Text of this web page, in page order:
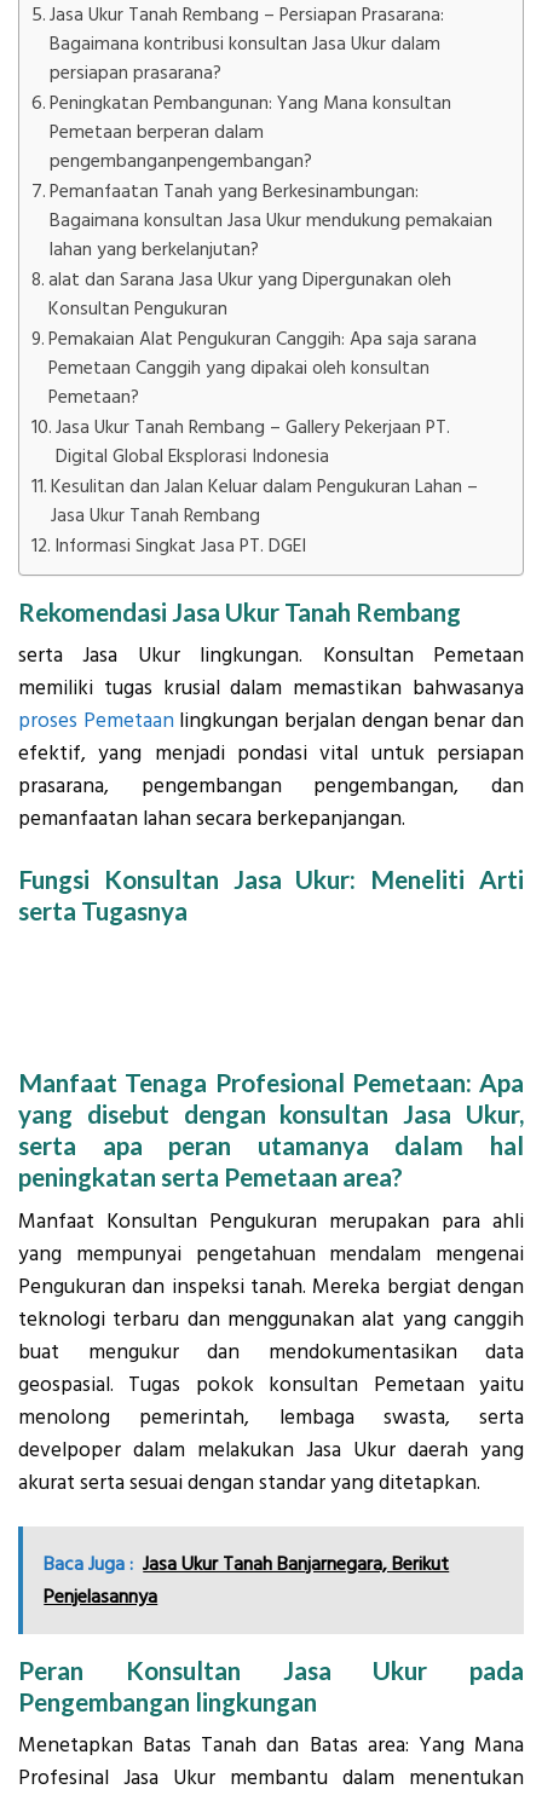
Jasa Ukur Tanah Rembang – Persiapan Prasarana:
Bagaimana kontribusi konsultan Jasa Ukur dalam
persiapan prasarana?
Peningkatan Pembangunan: Yang Mana konsultan
Pemetaan berperan dalam
pengembanganpengembangan?
Pemanfaatan Tanah yang Berkesinambungan:
Bagaimana konsultan Jasa Ukur mendukung pemakaian
lahan yang berkelanjutan?
alat dan Sarana Jasa Ukur yang Dipergunakan oleh
Konsultan Pengukuran
Pemakaian Alat Pengukuran Canggih: Apa saja sarana
Pemetaan Canggih yang dipakai oleh konsultan
Pemetaan?
Jasa Ukur Tanah Rembang – Gallery Pekerjaan PT.
Digital Global Eksplorasi Indonesia
Kesulitan dan Jalan Keluar dalam Pengukuran Lahan –
Jasa Ukur Tanah Rembang
Informasi Singkat Jasa PT. DGEI
Rekomendasi Jasa Ukur Tanah Rembang
serta Jasa Ukur lingkungan. Konsultan Pemetaan
memiliki tugas krusial dalam memastikan bahwasanya
proses Pemetaanlingkungan berjalan dengan benar dan
efektif, yang menjadi pondasi vital untuk persiapan
prasarana, pengembangan pengembangan, dan
pemanfaatan lahan secara berkepanjangan.
Fungsi Konsultan Jasa Ukur: Meneliti Arti
serta Tugasnya
Manfaat Tenaga Profesional Pemetaan: Apa
yang disebut dengan konsultan Jasa Ukur,
serta apa peran utamanya dalam hal
peningkatan serta Pemetaan area?
Manfaat Konsultan Pengukuran merupakan para ahli
yang mempunyai pengetahuan mendalam mengenai
Pengukuran dan inspeksi tanah. Mereka bergiat dengan
teknologi terbaru dan menggunakan alat yang canggih
buat mengukur dan mendokumentasikan data
geospasial. Tugas pokok konsultan Pemetaan yaitu
menolong pemerintah, lembaga swasta, serta
develpoper dalam melakukan Jasa Ukur daerah yang
akurat serta sesuai dengan standar yang ditetapkan.
Baca Juga : Jasa Ukur Tanah Banjarnegara, Berikut
Penjelasannya
Peran Konsultan Jasa Ukur pada
Pengembangan lingkungan
Menetapkan Batas Tanah dan Batas area: Yang Mana
Profesinal Jasa Ukur membantu dalam menentukan